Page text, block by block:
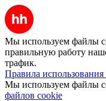
Мы используем файлы
правильную работу
трафик.
Правила
Мы используем файлы
файлов cookie